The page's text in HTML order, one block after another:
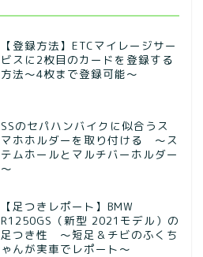
【登録方法】ETCマイレージサー
ビスに2枚目のカードを登録する
方法〜4枚まで登録可能〜
SSのセパハンバイクに似合うス
マホホルダーを取り付ける ～ス
テムホールとマルチバーホルダー
～
【足つきレポート】BMW
R1250GS（新型 2021モデル）の
足つき性 ～短足＆チビのふくち
ゃんが実車でレポート～